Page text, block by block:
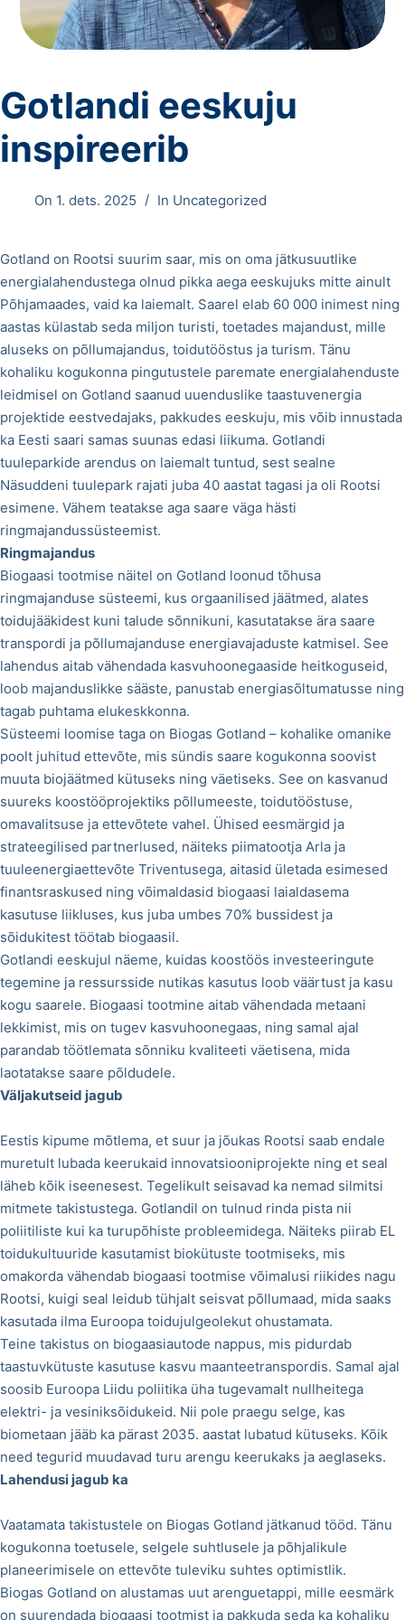
Gotlandi eeskuju
inspireerib
On 1. dets. 2025 In Uncategorized
Gotland on Rootsi suurim saar, mis on oma jätkusuutlike
energialahendustega olnud pikka aega eeskujuks mitte ainult
Põhjamaades, vaid ka laiemalt. Saarel elab 60 000 inimest ning
aastas külastab seda miljon turisti, toetades majandust, mille
aluseks on põllumajandus, toidutööstus ja turism. Tänu
kohaliku kogukonna pingutustele paremate energialahenduste
leidmisel on Gotland saanud uuenduslike taastuvenergia
projektide eestvedajaks, pakkudes eeskuju, mis võib innustada
ka Eesti saari samas suunas edasi liikuma. Gotlandi
tuuleparkide arendus on laiemalt tuntud, sest sealne
Näsuddeni tuulepark rajati juba 40 aastat tagasi ja oli Rootsi
esimene. Vähem teatakse aga saare väga hästi
ringmajandussüsteemist.
Ringmajandus
Biogaasi tootmise näitel on Gotland loonud tõhusa
ringmajanduse süsteemi, kus orgaanilised jäätmed, alates
toidujääkidest kuni talude sõnnikuni, kasutatakse ära saare
transpordi ja põllumajanduse energiavajaduste katmisel. See
lahendus aitab vähendada kasvuhoonegaaside heitkoguseid,
loob majanduslikke sääste, panustab energiasõltumatusse ning
tagab puhtama elukeskkonna.
Süsteemi loomise taga on Biogas Gotland – kohalike omanike
poolt juhitud ettevõte, mis sündis saare kogukonna soovist
muuta biojäätmed kütuseks ning väetiseks. See on kasvanud
suureks koostööprojektiks põllumeeste, toidutööstuse,
omavalitsuse ja ettevõtete vahel. Ühised eesmärgid ja
strateegilised partnerlused, näiteks piimatootja Arla ja
tuuleenergiaettevõte Triventusega, aitasid ületada esimesed
finantsraskused ning võimaldasid biogaasi laialdasema
kasutuse liikluses, kus juba umbes 70% bussidest ja
sõidukitest töötab biogaasil.
Gotlandi eeskujul näeme, kuidas koostöös investeeringute
tegemine ja ressursside nutikas kasutus loob väärtust ja kasu
kogu saarele. Biogaasi tootmine aitab vähendada metaani
lekkimist, mis on tugev kasvuhoonegaas, ning samal ajal
parandab töötlemata sõnniku kvaliteeti väetisena, mida
laotatakse saare põldudele.
Väljakutseid jagub
Eestis kipume mõtlema, et suur ja jõukas Rootsi saab endale
muretult lubada keerukaid innovatsiooniprojekte ning et seal
läheb kõik iseenesest. Tegelikult seisavad ka nemad silmitsi
mitmete takistustega. Gotlandil on tulnud rinda pista nii
poliitiliste kui ka turupõhiste probleemidega. Näiteks piirab EL
toidukultuuride kasutamist biokütuste tootmiseks, mis
omakorda vähendab biogaasi tootmise võimalusi riikides nagu
Rootsi, kuigi seal leidub tühjalt seisvat põllumaad, mida saaks
kasutada ilma Euroopa toidujulgeolekut ohustamata.
Teine takistus on biogaasiautode nappus, mis pidurdab
taastuvkütuste kasutuse kasvu maanteetranspordis. Samal ajal
soosib Euroopa Liidu poliitika üha tugevamalt nullheitega
elektri- ja vesiniksõidukeid. Nii pole praegu selge, kas
biometaan jääb ka pärast 2035. aastat lubatud kütuseks. Kõik
need tegurid muudavad turu arengu keerukaks ja aeglaseks.
Lahendusi jagub ka
Vaatamata takistustele on Biogas Gotland jätkanud tööd. Tänu
kogukonna toetusele, selgele suhtlusele ja põhjalikule
planeerimisele on ettevõte tuleviku suhtes optimistlik.
Biogas Gotland on alustamas uut arenguetappi, mille eesmärk
on suurendada biogaasi tootmist ja pakkuda seda ka kohaliku